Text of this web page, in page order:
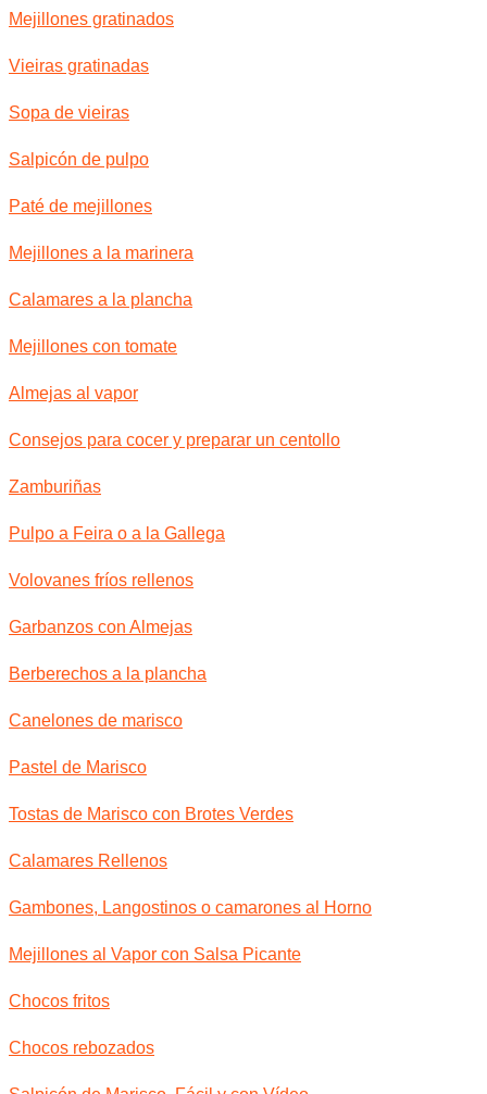
Mejillones gratinados
Vieiras gratinadas
Sopa de vieiras
Salpicón de pulpo
Paté de mejillones
Mejillones a la marinera
Calamares a la plancha
Mejillones con tomate
Almejas al vapor
Consejos para cocer y preparar un centollo
Zamburiñas
Pulpo a Feira o a la Gallega
Volovanes fríos rellenos
Garbanzos con Almejas
Berberechos a la plancha
Canelones de marisco
Pastel de Marisco
Tostas de Marisco con Brotes Verdes
Calamares Rellenos
Gambones, Langostinos o camarones al Horno
Mejillones al Vapor con Salsa Picante
Chocos fritos
Chocos rebozados